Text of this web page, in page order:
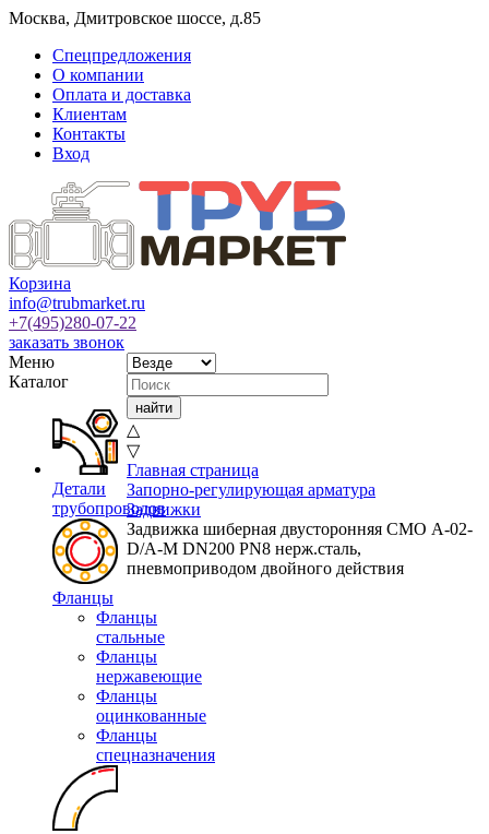
Москва, Дмитровское шоссе, д.85
Спецпредложения
О компании
Оплата и доставка
Клиентам
Контакты
Вход
Корзина
info@trubmarket.ru
+7(495)280-07-22
заказать звонок
Меню
Каталог
Детали
трубопроводов
Фланцы
Фланцы
стальные
Фланцы
нержавеющие
Фланцы
оцинкованные
Фланцы
спецназначения
△
▽
Главная страница
Запорно-регулирующая арматура
Задвижки
Задвижка шиберная двусторонняя СМО A-02-
D/A-M DN200 PN8 нерж.сталь,
пневмоприводом двойного действия